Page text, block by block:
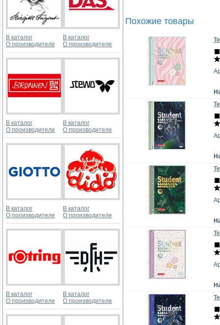
В каталог
О производителе
В каталог
О производителе
В каталог
О производителе
В каталог
О производителе
В каталог
О производителе
В каталог
О производителе
В каталог
О производителе
В каталог
О производителе
Похожие товары